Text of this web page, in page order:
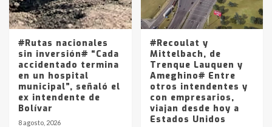
5
Los precios de los combustibles en
La Pampa, desde YPF hasta Axion
entre 857 a 1338 pesos
#Rutas nacionales
sin inversión# “Cada
accidentado termina
en un hospital
municipal”, señaló el
ex intendente de
Bolívar
8 agosto, 2026
#Recoulat y
Mittelbach, de
Trenque Lauquen y
Ameghino# Entre
otros intendentes y
con empresarios,
viajan desde hoy a
Estados Unidos